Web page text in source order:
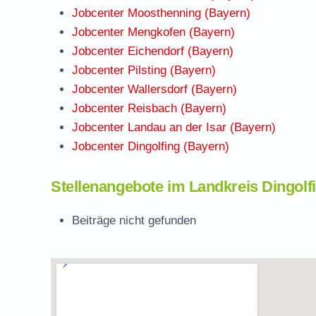
Jobcenter Moosthenning (Bayern)
Jobcenter Mengkofen (Bayern)
Jobcenter Eichendorf (Bayern)
Jobcenter Pilsting (Bayern)
Jobcenter Wallersdorf (Bayern)
Jobcenter Reisbach (Bayern)
Jobcenter Landau an der Isar (Bayern)
Jobcenter Dingolfing (Bayern)
Stellenangebote im Landkreis
Beiträge nicht gefunden